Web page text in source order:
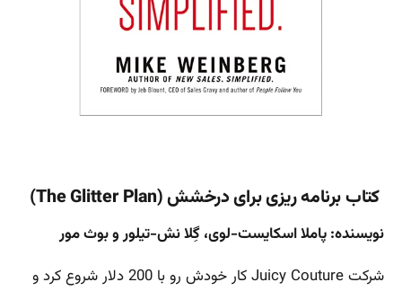
کتاب برنامه ریزی برای درخشش (The Glitter Plan)
نویسنده: پاملا اسکایست-لوی، گِلا نش-تیلور و بوث مور
شرکت Juicy Couture کار خودش رو با 200 دلار شروع کرد و